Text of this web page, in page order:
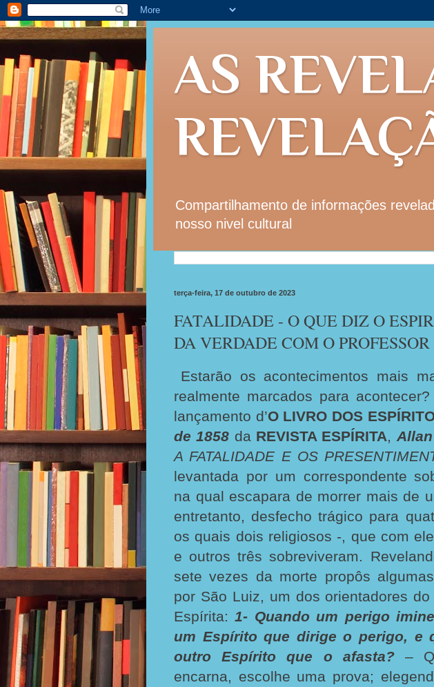
AS
Compartilhamento de informações
nosso nivel cultural
terça-feira, 17 de outubro de 2023
FATALIDADE - O QUE DIZ O
DA VERDADE COM O PROFESSOR
Estarão os acontecimentos mais
realmente marcados para
lançamento d’O LIVRO DOS
de 1858 da REVISTA ESPÍRITA,
A FATALIDADE E OS
levantada por um correspondente
na qual escapara de morrer mais de
entretanto, desfecho trágico para
os quais dois religiosos -, que com
e outros três sobreviveram.
sete vezes da morte propôs
por São Luiz, um dos orientadores
Espírita:1- Quando um perigo
um Espírito que dirige o perigo, e
outro Espírito que o afasta?
–
encarna, escolhe uma prova;